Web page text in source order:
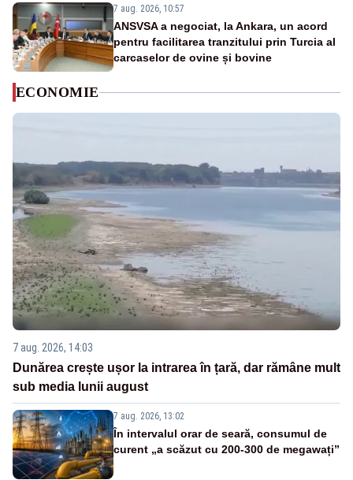
7 aug. 2026, 10:57
ANSVSA a negociat, la Ankara, un acord
pentru facilitarea tranzitului prin Turcia al
carcaselor de ovine și bovine
ECONOMIE
7 aug. 2026, 14:03
Dunărea crește ușor la intrarea în țară, dar rămâne mult
sub media lunii august
7 aug. 2026, 13:02
În intervalul orar de seară, consumul de
curent „a scăzut cu 200-300 de megawați”